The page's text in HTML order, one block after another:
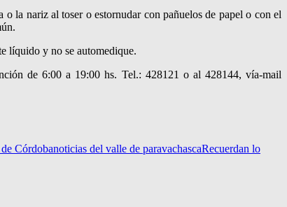
la nariz al toser o estornudar con pañuelos de papel o con el
líquido y no se automedique.
de 6:00 a 19:00 hs. Tel.: 428121 o al 428144, vía-mail
Córdobanoticias del valle de paravachascaRecuerdan lo